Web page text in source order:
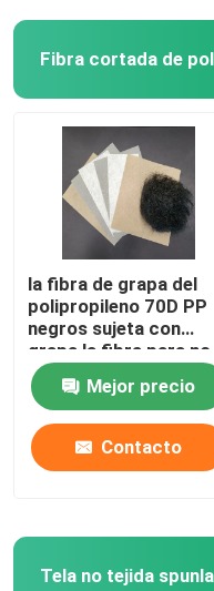
Fibra cortada de
la fibra de grapa del
polipropileno 70D PP
negros sujeta con
grapa la fibra para no
tejido
Mejor precio
Contacto
Tela no tejida